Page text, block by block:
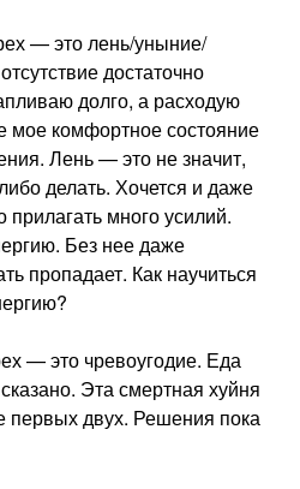
— это лень/уныние/
достаточно
долго, а расходую
мое комфортное состояние
Лень — это не значит,
делать. Хочется и даже
много усилий.
Без нее даже
пропадает. Как научиться
— это чревоугодие. Еда
Эта смертная хуйня
первых двух. Решения пока